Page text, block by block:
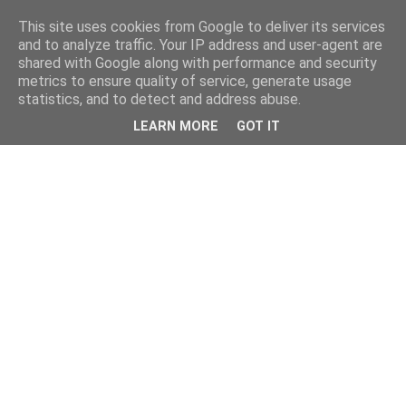
This site uses cookies from Google to deliver its services
and to analyze traffic. Your IP address and user-agent are
shared with Google along with performance and security
metrics to ensure quality of service, generate usage
statistics, and to detect and address abuse.
LEARN MORE GOT IT